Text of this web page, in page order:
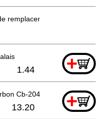
remplacement
+
1.44
Cb-204 +
13.20